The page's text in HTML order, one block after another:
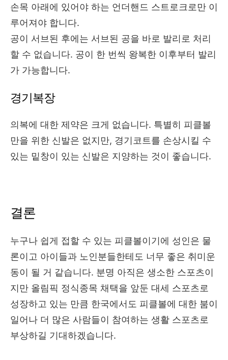
손목 아래에 있어야 하는 언더핸드 스트로크로만 이
루어져야 합니다.
공이 서브된 후에는 서브된 공을 바로 발리로 처리
할 수 없습니다. 공이 한 번씩 왕복한 이후부터 발리
가 가능합니다.
경기복장
의복에 대한 제약은 크게 없습니다. 특별히 피클볼
만을 위한 신발은 없지만, 경기코트를 손상시킬 수
있는 밑창이 있는 신발은 지양하는 것이 좋습니다.
결론
누구나 쉽게 접할 수 있는 피클볼이기에 성인은 물
론이고 아이들과 노인분들한테도 너무 좋은 취미운
동이 될 거 같습니다. 분명 아직은 생소한 스포츠이
지만 올림픽 정식종목 채택을 앞둔 대세 스포츠로
성장하고 있는 만큼 한국에서도 피클볼에 대한 붐이
일어나 더 많은 사람들이 참여하는 생활 스포츠로
부상하길 기대하겠습니다.